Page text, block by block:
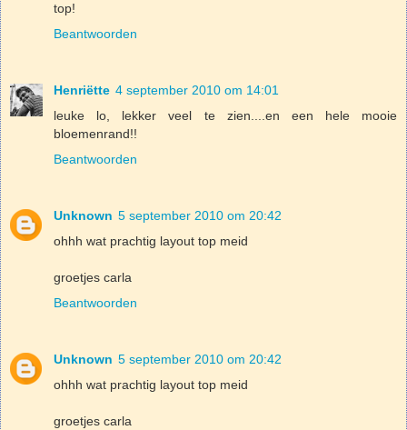
top!
Beantwoorden
Henriëtte 4 september 2010 om 14:01
leuke lo, lekker veel te zien....en een hele mooie
bloemenrand!!
Beantwoorden
Unknown 5 september 2010 om 20:42
ohhh wat prachtig layout top meid
groetjes carla
Beantwoorden
Unknown 5 september 2010 om 20:42
ohhh wat prachtig layout top meid
groetjes carla